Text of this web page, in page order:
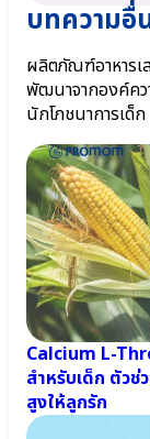
⦿ หมอ
ลูก
อัจฉริยะ
สร้างได้
คุณ
แม่
ตั้ง
ครรภ์
และ
ลูก
น้อย
⦿
สมอง
และ
ความ
จำ
⦿ เสริม
ภูมิคุ้มกัน
จุลินทรีย์
●
จุลินทรีย์
มาก
ประโยชน์
Lactobacillus
Plantarum
●
แลค
โต
บาซิลลัส
แอ
ซิ
โด
ฟิลัส
Lactobacillus
Acidophilus
บทความอื่
ผลิตภัณฑ์อาหารเ
พัฒนาจากองค์คว
นักโภชนาการเด็ก
Calcium L-
สำหรับเด็ก ตัวช่
สูงให้ลูกรัก